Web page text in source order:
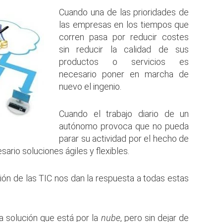
Cuando una de las prioridades de
las empresas en los tiempos que
corren pasa por reducir costes
sin reducir la calidad de sus
productos o servicios es
necesario poner en marcha de
nuevo el ingenio.
Cuando el trabajo diario de un
autónomo provoca que no pueda
parar su actividad por el hecho de
soluciones ágiles y flexibles.
de las TIC nos dan la respuesta a todas estas
solución que está por la nube, pero sin dejar de